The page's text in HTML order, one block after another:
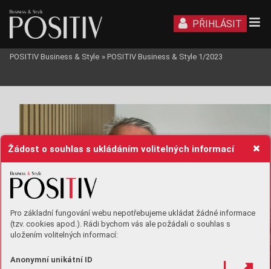
Žádost o souhlas s ukládáním volitelných informací
Pro základní fungování webu nepotřebujeme ukládat žádné informace
(tzv. cookies apod.). Rádi bychom vás ale požádali o souhlas s
uložením volitelných informací:
Anonymní unikátní ID
PŘIHLÁSIT
POSITIV Business & Style » POSITIV Business & Style 1/2023